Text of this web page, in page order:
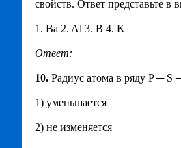
свойств. Ответ представьте в
1. Ba 2. Al 3. B 4. K
Ответ:
10. Радиус атома в ряду P ─ S
1) уменьшается
2) не изменяется